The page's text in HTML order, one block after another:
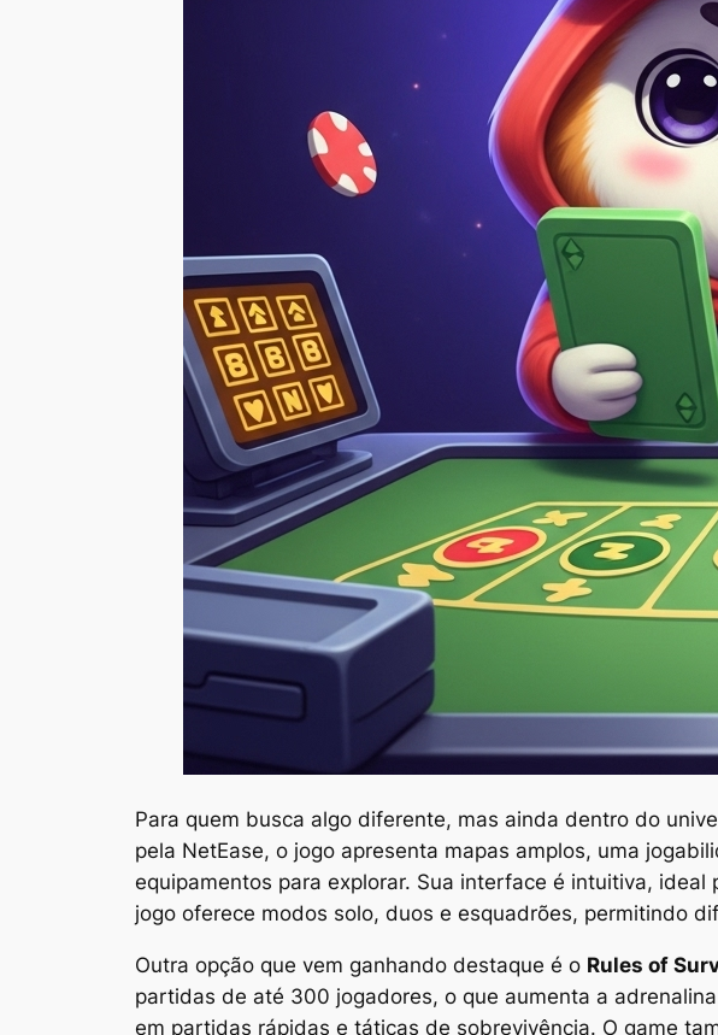
Para quem busca algo diferente, mas ainda dentro do
pela NetEase, o jogo apresenta mapas amplos, uma
equipamentos para explorar. Sua interface é intuitiva,
jogo oferece modos solo, duos e esquadrões, permitindo
Outra opção que vem ganhando destaque é o Rules of
partidas de até 300 jogadores, o que aumenta a
em partidas rápidas e táticas de sobrevivência. O game